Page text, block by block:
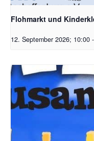
Flohmarkt und
12. September 2026; 10:00 -